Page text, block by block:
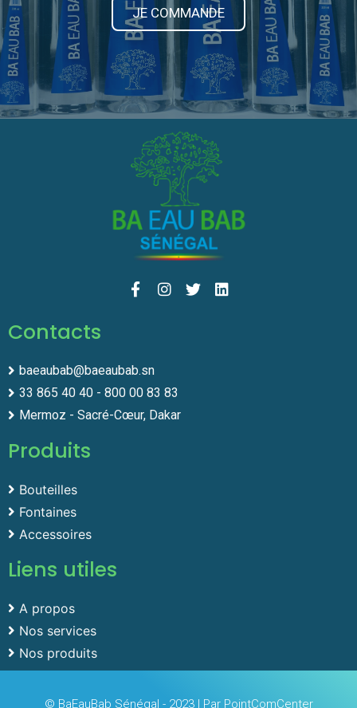
JE COMMANDE
Contacts
baeaubab@baeaubab.sn
33 865 40 40 - 800 00 83 83
Mermoz - Sacré-Cœur, Dakar
Produits
Bouteilles
Fontaines
Accessoires
Liens utiles
A propos
Nos services
Nos produits
© BaEauBab Sénégal - 2023 | Par PointComCenter